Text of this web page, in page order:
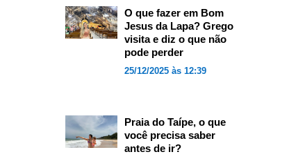
O que fazer em Bom
Jesus da Lapa? Grego
visita e diz o que não
pode perder
25/12/2025 às 12:39
Praia do Taípe, o que
você precisa saber
antes de ir?